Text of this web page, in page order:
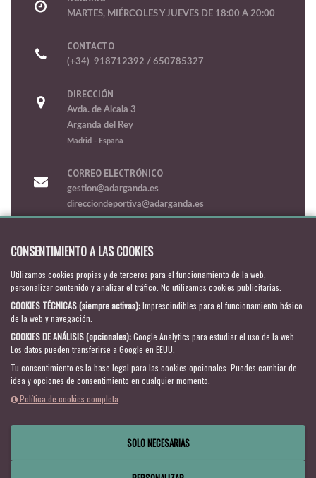
MARTES, MIÉRCOLES Y JUEVES DE 18:00 A 20:00
CONTACTO
(+34) 918712392 / 650785327
DIRECCIÓN
Avda. de Alcala 3
Arganda del Rey
Madrid - España
CORREO ELECTRÓNICO
gestion@adarganda.es
direcciondeportiva@adarganda.es
ACCESO A GESDEP.NET
Gestión Deportiva Consultores.
CONSENTIMIENTO A LAS COOKIES
Utilizamos cookies propias y de terceros para el funcionamiento de la web,
personalizar contenido y analizar el tráfico. No utilizamos cookies publicitarias.
COOKIES TÉCNICAS (siempre activas):Imprescindibles para el funcionamiento básico
de la web y navegación.
COOKIES DE ANÁLISIS (opcionales):Google Analytics para estudiar el uso de la web.
Los datos pueden transferirse a Google en EEUU.
Tu consentimiento es la base legal para las cookies opcionales. Puedes cambiar de
idea y opciones de consentimiento en cualquier momento.
Política de cookies completa
SOLO NECESARIAS